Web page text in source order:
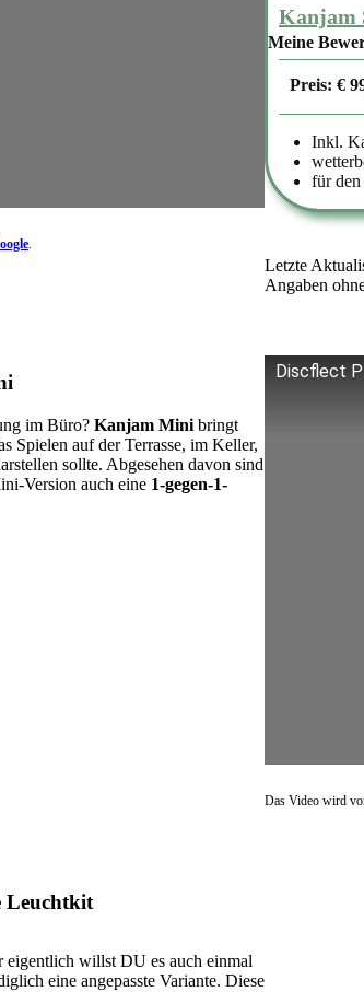
.
Kanjam
Meine
Preis: €
Inkl.
für den
Letzte
Angaben
im Büro? Kanjam Mini bringt
Spielen auf der Terrasse, im Keller,
sollte. Abgesehen davon sind
Version auch eine 1-gegen-1-
Discflect
Das Video wird
Leuchtkit
willst DU es auch einmal
eine angepasste Variante. Diese